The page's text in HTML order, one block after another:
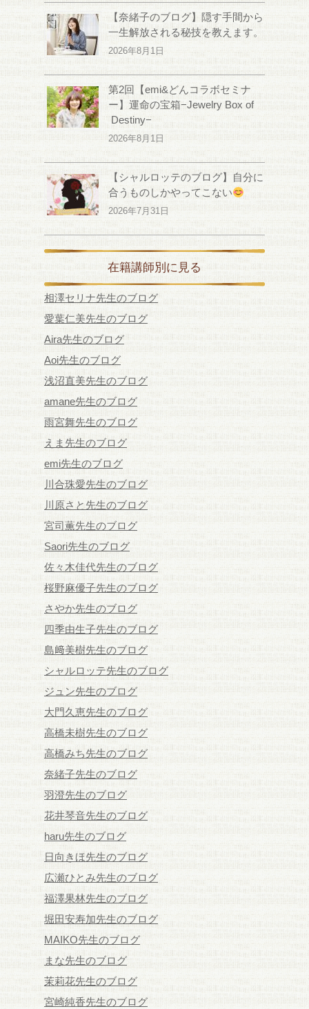
【奈緒子のブログ】隠す手間から
一生解放される秘技を教えます。
2026年8月1日
第2回【emi&どんコラボセミナ
ー】運命の宝箱−Jewelry Box of
Destiny−
2026年8月1日
【シャルロッテのブログ】自分に
合うものしかやってこない
2026年7月31日
在籍講師別に見る
相澤セリナ先生のブログ
愛葉仁美先生のブログ
Aira先生のブログ
Aoi先生のブログ
浅沼直美先生のブログ
amane先生のブログ
雨宮舞先生のブログ
えま先生のブログ
emi先生のブログ
川合珠愛先生のブログ
川原さと先生のブログ
宮司薫先生のブログ
Saori先生のブログ
佐々木佳代先生のブログ
桜野麻優子先生のブログ
さやか先生のブログ
四季由生子先生のブログ
島﨑美樹先生のブログ
シャルロッテ先生のブログ
ジュン先生のブログ
大門久恵先生のブログ
高橋未樹先生のブログ
高橋みち先生のブログ
奈緒子先生のブログ
羽澄先生のブログ
花井琴音先生のブログ
haru先生のブログ
日向きほ先生のブログ
広瀬ひとみ先生のブログ
福澤果林先生のブログ
堀田安寿加先生のブログ
MAIKO先生のブログ
まな先生のブログ
茉莉花先生のブログ
宮崎純香先生のブログ